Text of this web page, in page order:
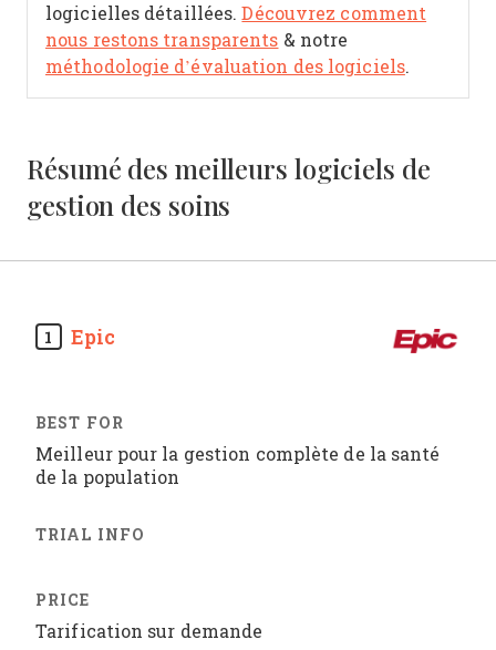
logicielles détaillées.Découvrez comment
nous restons transparents & notre
méthodologie d’évaluation des logiciels.
Résumé des meilleurs logiciels de
gestion des soins
1 Epic
Meilleur pour la gestion complète de la santé
de la population
Tarification sur demande